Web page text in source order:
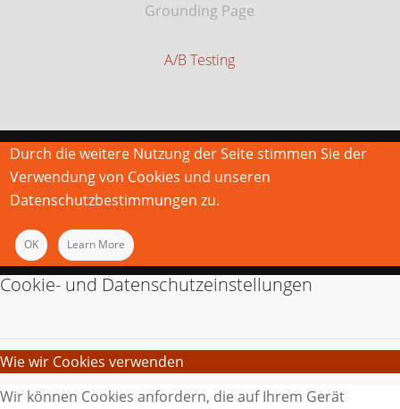
Grounding Page
A/B Testing
Durch die weitere Nutzung der Seite stimmen Sie der
Verwendung von Cookies und unseren
Datenschutzbestimmungen zu.
OK Learn More
Cookie- und Datenschutzeinstellungen
Wie wir Cookies verwenden
Wir können Cookies anfordern, die auf Ihrem Gerät